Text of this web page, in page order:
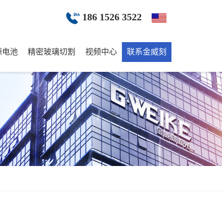
186 1526 3522
电池 精密玻璃切割 视频中心 联系金威刻